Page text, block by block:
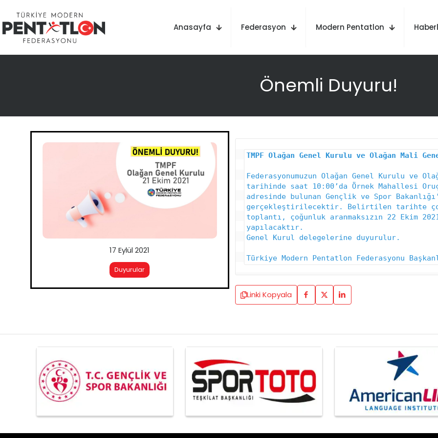
Anasayfa Federasyon Modern Pentatlon
Önemli Duyuru!
17 Eylül 2021
Duyurular
Federasyonumuzun Olağan Genel Kurulu ve
tarihinde saat 10:00’da Örnek Mahallesi
adresinde bulunan Gençlik ve Spor
gerçekleştirilecektir. Belirtilen tarihte
toplantı, çoğunluk aranmaksızın 22 Ekim
yapılacaktır.
Genel Kurul delegelerine duyurulur.
Türkiye Modern Pentatlon Federasyonu
Linki Kopyala